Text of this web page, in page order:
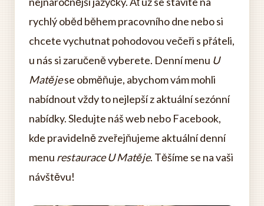
rychlý oběd během pracovního dne nebo si
chcete vychutnat pohodovou večeři s přáteli,
u nás si zaručeně vyberete. Denní menu U
Matějese obměňuje, abychom vám mohli
nabídnout vždy to nejlepší z aktuální sezónní
nabídky. Sledujte náš web nebo Facebook,
kde pravidelně zveřejňujeme aktuální denní
menu restaurace U Matěje. Těšíme se na vaši
návštěvu!